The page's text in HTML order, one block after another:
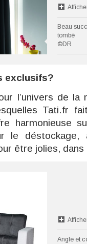
Beau
tombé
©DR
exclusifs?
l’univers de la
Tati.fr
harmonieuse
déstockage,
être jolies, dans
Angle et